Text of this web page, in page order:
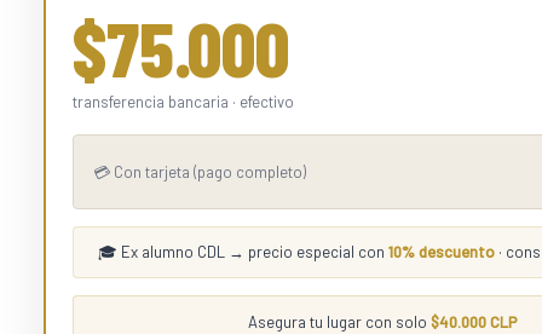
$75.000
transferencia bancaria · efectivo
💳 Con tarjeta (pago completo)
🎓 Ex alumno CDL → precio especial con 10% descuento·
Asegura tu lugar con solo $40.000 CLP